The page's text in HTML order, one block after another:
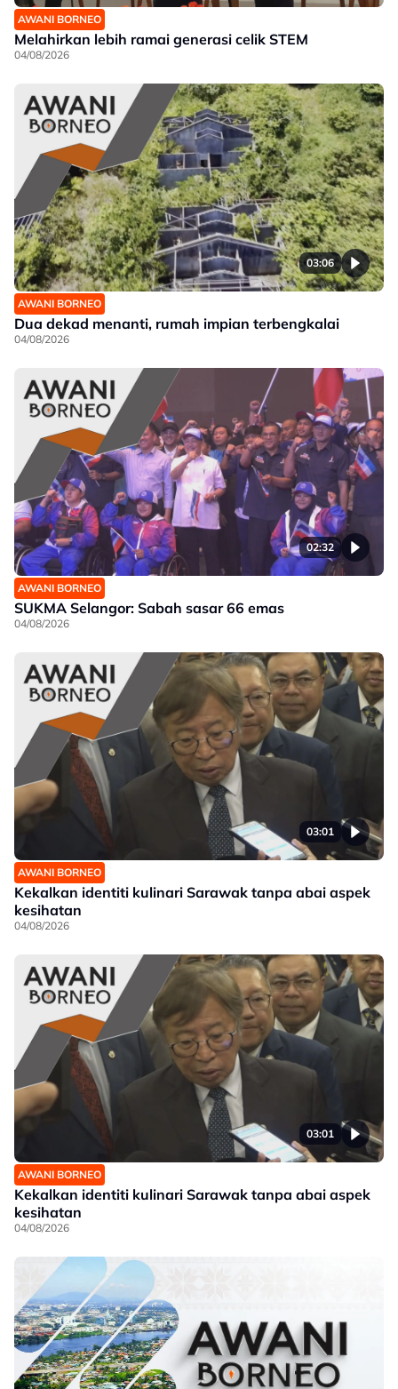
AWANI BORNEO
Melahirkan lebih ramai generasi celik STEM
04/08/2026
03:06
AWANI BORNEO
Dua dekad menanti, rumah impian terbengkalai
04/08/2026
02:32
AWANI BORNEO
SUKMA Selangor: Sabah sasar 66 emas
04/08/2026
03:01
AWANI BORNEO
Kekalkan identiti kulinari Sarawak tanpa abai aspek
kesihatan
04/08/2026
03:01
AWANI BORNEO
Kekalkan identiti kulinari Sarawak tanpa abai aspek
kesihatan
04/08/2026